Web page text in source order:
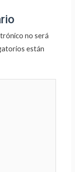
no será
están